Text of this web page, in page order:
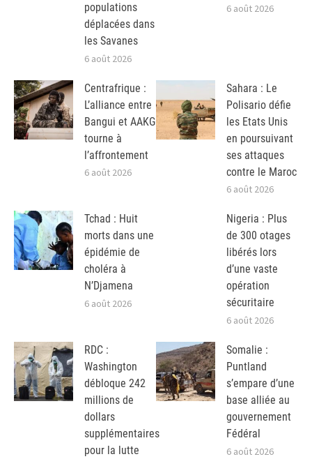
populations
déplacées dans
les Savanes
6 août 2026
6 août 2026
Centrafrique :
L’alliance entre
Bangui et AAKG
tourne à
l’affrontement
6 août 2026
Sahara : Le
Polisario défie
les Etats Unis
en poursuivant
ses attaques
contre le Maroc
6 août 2026
Tchad : Huit
morts dans une
épidémie de
choléra à
N’Djamena
6 août 2026
Nigeria : Plus
de 300 otages
libérés lors
d’une vaste
opération
sécuritaire
6 août 2026
RDC :
Washington
débloque 242
millions de
dollars
supplémentaires
pour la lutte
Somalie :
Puntland
s’empare d’une
base alliée au
gouvernement
Fédéral
6 août 2026